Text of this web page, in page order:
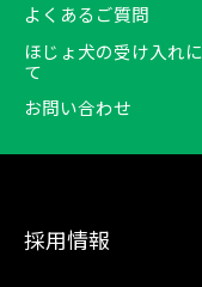
よくあるご質問
ほじょ犬の受け入れ
て
お問い合わせ
採用情報